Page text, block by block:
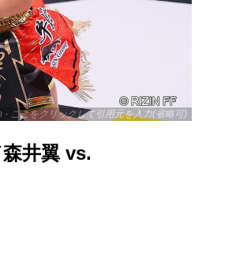
ここをクリックして引用元を入力(省略可)
井翼 vs.